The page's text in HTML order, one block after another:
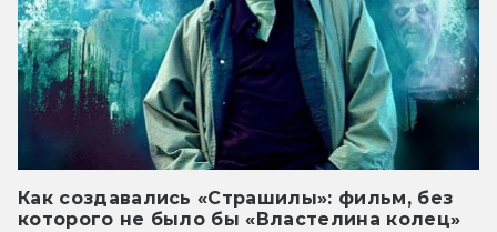
Как создавались «Страшилы»: фильм, без
которого не было бы «Властелина колец»